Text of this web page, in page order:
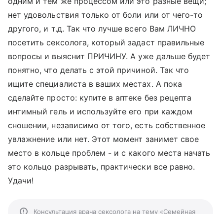
нет удовольствия только от боли или от чего-то
другого, и т.д. Так что лучше всего Вам ЛИЧНО
посетить сексолога, который задаст правильные
вопросы и выяснит ПРИЧИНУ. А уже дальше будет
понятно, что делать с этой причиной. Так что
ищите специалиста в ваших местах. А пока
сделайте просто: купите в аптеке без рецепта
интимный гель и используйте его при каждом
сношении, независимо от того, есть собственное
увлажнение или нет. Этот момент занимет свое
место в кольце проблем - и с какого места начать
это кольцо разрывать, практически все равно.
Удачи!
Консультация врача сексолога на тему «Семейная